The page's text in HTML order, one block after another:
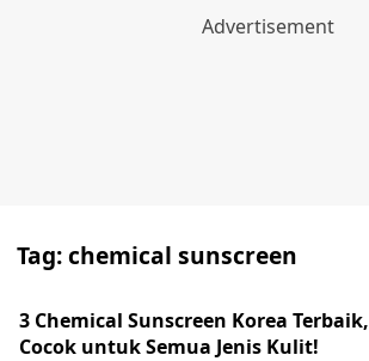
Tag:chemical sunscreen
3 Chemical Sunscreen Korea Terbaik,
Cocok untuk Semua Jenis Kulit!